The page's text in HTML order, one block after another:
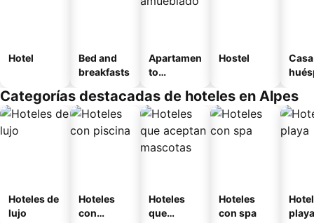
Hotel
Bed and
breakfasts
Apartamen
to
o
Hostel
Categorías destacadas de hoteles en Alpes
Hoteles de
lujo
Hoteles
con
Hoteles
que
Hoteles
con spa
playa